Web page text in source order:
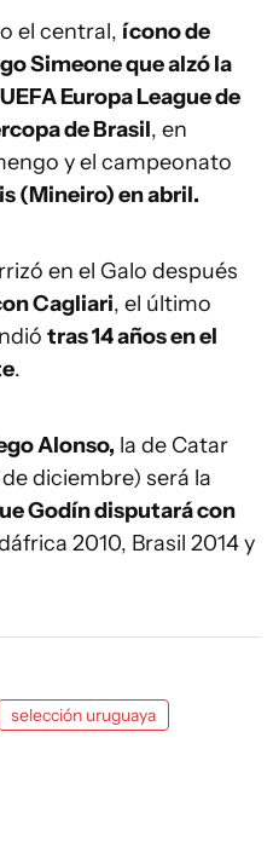
el central, ícono de
Simeone que alzó la
Europa League de
de Brasil, en
y el campeonato
(Mineiro) en abril.
en el Galo después
Cagliari, el último
tras 14 años en el
.
Alonso, la de Catar
diciembre) será la
Godín disputará con
2010, Brasil 2014 y
selección uruguaya